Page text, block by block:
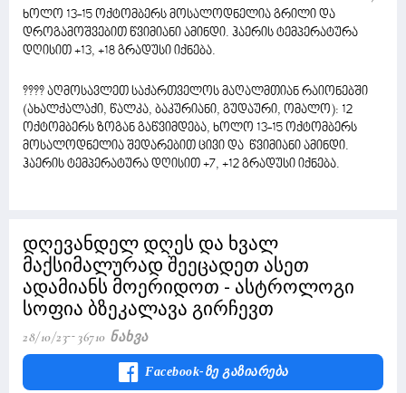
ხოლო 13-15 ოქტომბერს მოსალოდნელია გრილი და
დროგამოშვებით წვიმიანი ამინდი. ჰაერის ტემპერატურა
დღისით +13, +18 გრადუსი იქნება.
???? აღმოსავლეთ საქართველოს მაღალმთიან რაიონებში
(ახალქალაქი, წალკა, ბაკურიანი, გუდაური, ომალო): 12
ოქტომბერს ზოგან გაწვიმდება, ხოლო 13-15 ოქტომბერს
მოსალოდნელია შედარებით ცივი და წვიმიანი ამინდი.
ჰაერის ტემპერატურა დღისით +7, +12 გრადუსი იქნება.
დღევანდელ დღეს და ხვალ
მაქსიმალურად შეეცადეთ ასეთ
ადამიანს მოერიდოთ - ასტროლოგი
სოფია ბზეკალავა გირჩევთ
28/10/23 36710 Ნახვა
Facebook-Ზე Გაზიარება